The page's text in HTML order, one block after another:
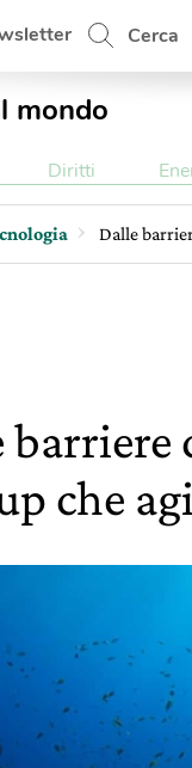
Cerca
mondo
Diritti
Dalle
barriere
che